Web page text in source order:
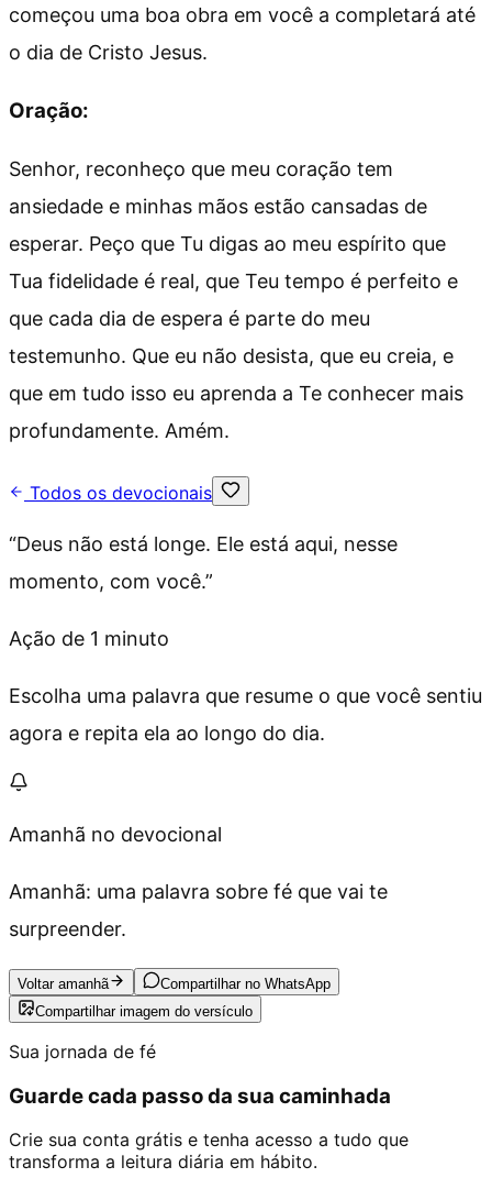
começou uma boa obra em você a completará até
o dia de Cristo Jesus.
Oração:
Senhor, reconheço que meu coração tem
ansiedade e minhas mãos estão cansadas de
esperar. Peço que Tu digas ao meu espírito que
Tua fidelidade é real, que Teu tempo é perfeito e
que cada dia de espera é parte do meu
testemunho. Que eu não desista, que eu creia, e
que em tudo isso eu aprenda a Te conhecer mais
profundamente. Amém.
Todos os devocionais
“Deus não está longe. Ele está aqui, nesse
momento, com você.”
Ação de 1 minuto
Escolha uma palavra que resume o que você sentiu
agora e repita ela ao longo do dia.
Amanhã no devocional
Amanhã: uma palavra sobre fé que vai te
surpreender.
Voltar amanhã
Compartilhar no WhatsApp
Compartilhar imagem do versículo
Sua jornada de fé
Guarde cada passo da sua caminhada
Crie sua conta grátis e tenha acesso a tudo que
transforma a leitura diária em hábito.